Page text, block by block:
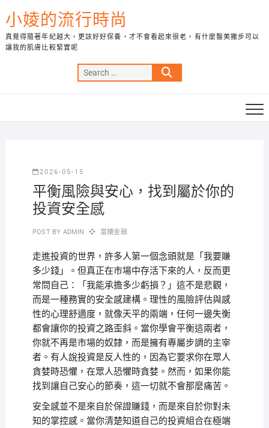
to
content
小婈的流行時尚
真覺得隨著年紀越大，更該好好保養，才不會看起來很老，有什麼醫美撇步可以
讓我的肌膚比較緊實呢
Search
…
2026-05-15
平衡風險與安心，找到屬於你的
投資安全感
POST BY ADMIN 當鋪金融
走進投資的世界，許多人第一個念頭就是「我要賺
多少錢」。但真正在市場中存活下來的人，反而更
常問自己：「我能承擔多少虧損？」這不是悲觀，
而是一種務實的安全感建構。理性的風險評估與感
性的心理舒適度，就像天平的兩端，任何一邊失衡
都會讓你的投資之路歪斜。當你學會平衡這兩者，
你就不再是市場的奴隸，而是擁有專屬步調的主宰
者。有人說投資是反人性的，因為它要求你在眾人
貪婪時恐懼，在眾人恐懼時貪婪。然而，如果你能
找到讓自己安心的節奏，這一切就不會那麼痛苦。
安全感並不是來自於保證賺錢，而是來自於你對未
知的掌控感。當你清楚知道自己的投資組合在極端